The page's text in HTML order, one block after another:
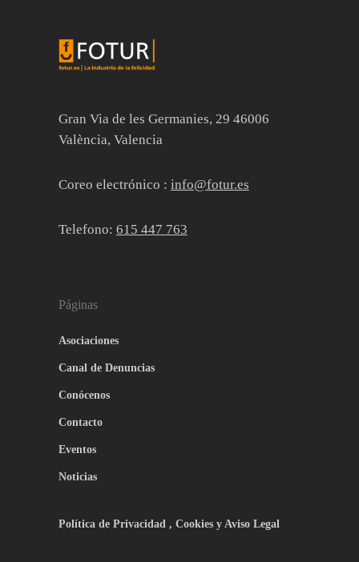
Gran Via de les Germanies, 29 46006
València, Valencia
Coreo electrónico : info@fotur.es
Telefono: 615 447 763
Páginas
Asociaciones
Canal de Denuncias
Conócenos
Contacto
Eventos
Noticias
Política de Privacidad , Cookies y Aviso Legal